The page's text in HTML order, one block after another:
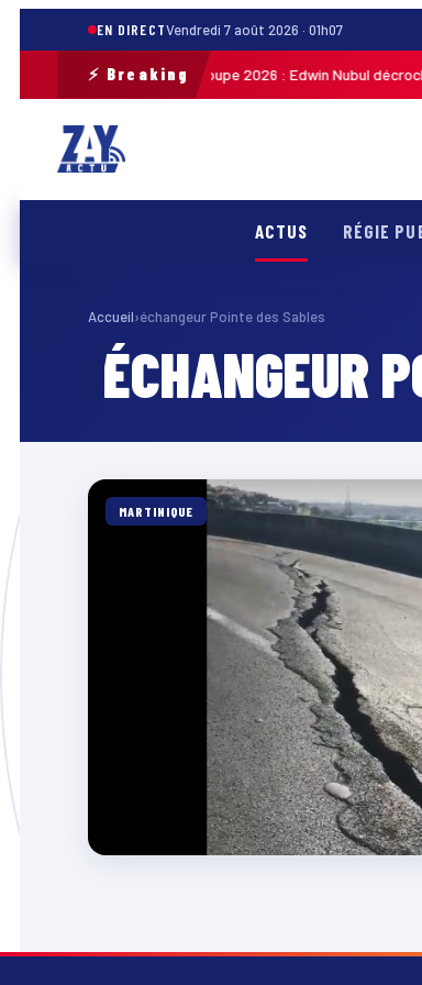
EN DIRECTVendredi 7 août 2026 · 01h07
⚡ Breaking
Tour cycliste de Guadeloupe 2026 : Edwin Nubul
ACTUS RÉGIE
Accueil›échangeur Pointe des Sables
ÉCHANGEUR
MARTINIQUE